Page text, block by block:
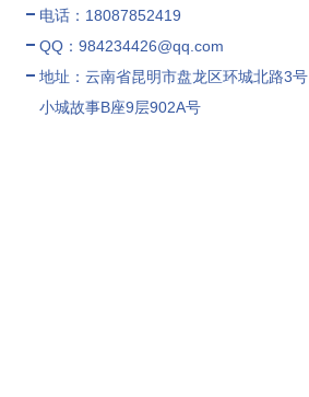
电话：18087852419
QQ：984234426@qq.com
地址：云南省昆明市盘龙区环城北路3号
小城故事B座9层902A号